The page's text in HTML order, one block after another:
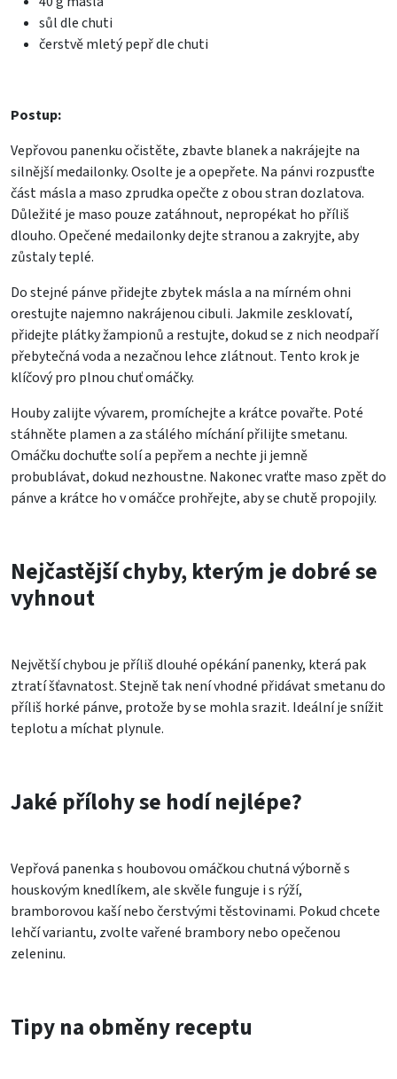
sůl dle chuti
čerstvě mletý pepř dle chuti
Postup:
Vepřovou panenku očistěte, zbavte blanek a nakrájejte na
silnější medailonky. Osolte je a opepřete. Na pánvi rozpusťte
část másla a maso zprudka opečte z obou stran dozlatova.
Důležité je maso pouze zatáhnout, nepropékat ho příliš
dlouho. Opečené medailonky dejte stranou a zakryjte, aby
zůstaly teplé.
Do stejné pánve přidejte zbytek másla a na mírném ohni
orestujte najemno nakrájenou cibuli. Jakmile zesklovatí,
přidejte plátky žampionů a restujte, dokud se z nich neodpaří
přebytečná voda a nezačnou lehce zlátnout. Tento krok je
klíčový pro plnou chuť omáčky.
Houby zalijte vývarem, promíchejte a krátce povařte. Poté
stáhněte plamen a za stálého míchání přilijte smetanu.
Omáčku dochuťte solí a pepřem a nechte ji jemně
probublávat, dokud nezhoustne. Nakonec vraťte maso zpět do
pánve a krátce ho v omáčce prohřejte, aby se chutě propojily.
Nejčastější chyby, kterým je dobré se
vyhnout
Největší chybou je příliš dlouhé opékání panenky, která pak
ztratí šťavnatost. Stejně tak není vhodné přidávat smetanu do
příliš horké pánve, protože by se mohla srazit. Ideální je snížit
teplotu a míchat plynule.
Jaké přílohy se hodí nejlépe?
Vepřová panenka s houbovou omáčkou chutná výborně s
houskovým knedlíkem, ale skvěle funguje i s rýží,
bramborovou kaší nebo čerstvými těstovinami. Pokud chcete
lehčí variantu, zvolte vařené brambory nebo opečenou
zeleninu.
Tipy na obměny receptu